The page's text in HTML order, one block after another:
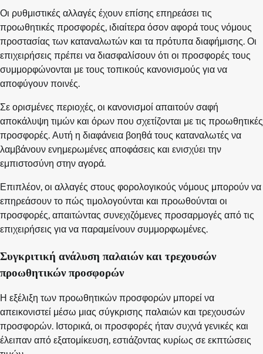
Οι ρυθμιστικές αλλαγές έχουν επίσης επηρεάσει τις
προωθητικές προσφορές, ιδιαίτερα όσον αφορά τους νόμους
προστασίας των καταναλωτών και τα πρότυπα διαφήμισης. Οι
επιχειρήσεις πρέπει να διασφαλίσουν ότι οι προσφορές τους
συμμορφώνονται με τους τοπικούς κανονισμούς για να
αποφύγουν ποινές.
Σε ορισμένες περιοχές, οι κανονισμοί απαιτούν σαφή
αποκάλυψη τιμών και όρων που σχετίζονται με τις προωθητικές
προσφορές. Αυτή η διαφάνεια βοηθά τους καταναλωτές να
λαμβάνουν ενημερωμένες αποφάσεις και ενισχύει την
εμπιστοσύνη στην αγορά.
Επιπλέον, οι αλλαγές στους φορολογικούς νόμους μπορούν να
επηρεάσουν το πώς τιμολογούνται και προωθούνται οι
προσφορές, απαιτώντας συνεχιζόμενες προσαρμογές από τις
επιχειρήσεις για να παραμείνουν συμμορφωμένες.
Συγκριτική ανάλυση παλαιών και τρεχουσών
προωθητικών προσφορών
Η εξέλιξη των προωθητικών προσφορών μπορεί να
απεικονιστεί μέσω μιας σύγκρισης παλαιών και τρεχουσών
προσφορών. Ιστορικά, οι προσφορές ήταν συχνά γενικές και
έλειπαν από εξατομίκευση, εστιάζοντας κυρίως σε εκπτώσεις